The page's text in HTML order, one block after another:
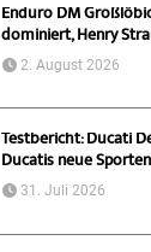
Enduro DM
dominiert, Henry
2. August 2026
Testbericht: Ducati
Ducatis neue
31. Juli 2026